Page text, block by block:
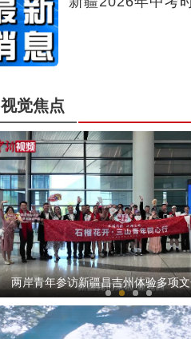
视觉焦点
行走新疆体验环塔 国际青年：太
两岸青年参访新疆昌吉州体验多项